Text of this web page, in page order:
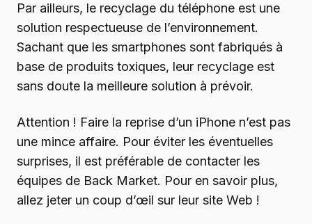
Par ailleurs, le recyclage du téléphone est une
solution respectueuse de l’environnement.
Sachant que les smartphones sont fabriqués à
base de produits toxiques, leur recyclage est
sans doute la meilleure solution à prévoir.
Attention ! Faire la reprise d’un iPhone n’est pas
une mince affaire. Pour éviter les éventuelles
surprises, il est préférable de contacter les
équipes de Back Market. Pour en savoir plus,
allez jeter un coup d’œil sur leur site Web !